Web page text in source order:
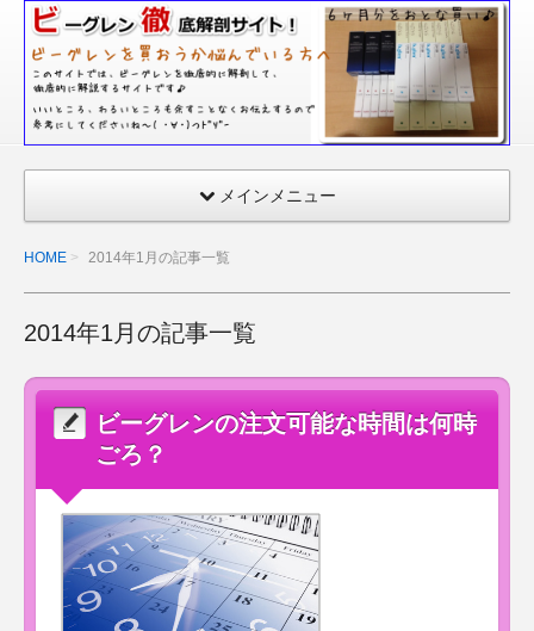
ビー
グレ
ンの
口コ
穴・
シ
ミ・
ビの
体験
ュー
も公
開♪
メインメニュー
HOME 2014年1月の記事一覧
2014年1月の記事一覧
ビーグレンの注文可能な時間は何時
ごろ？